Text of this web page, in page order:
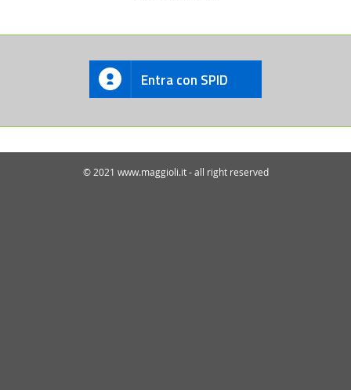
Entra con SPID
© 2021 www.maggioli.it - all right reserved